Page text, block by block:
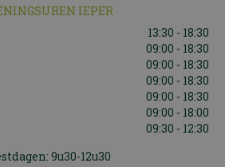
IEPER
13:30 - 18:30
09:00 - 18:30
09:00 - 18:30
09:00 - 18:30
09:00 - 18:30
09:00 - 18:00
09:30 - 12:30
9u30-12u30